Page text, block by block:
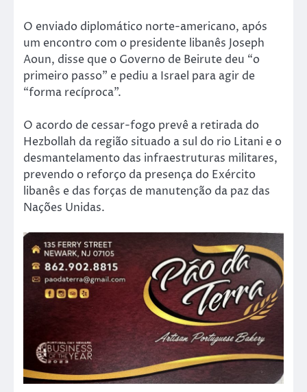
O enviado diplomático norte-americano, após
um encontro com o presidente libanês Joseph
Aoun, disse que o Governo de Beirute deu “o
primeiro passo” e pediu a Israel para agir de
“forma recíproca”.
O acordo de cessar-fogo prevê a retirada do
Hezbollah da região situado a sul do rio Litani e o
desmantelamento das infraestruturas militares,
prevendo o reforço da presença do Exército
libanês e das forças de manutenção da paz das
Nações Unidas.